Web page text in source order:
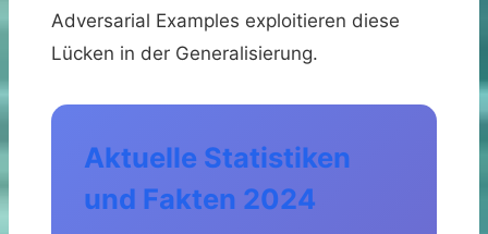
Adversarial Examples exploitieren diese
Lücken in der Generalisierung.
Aktuelle Statistiken
und Fakten 2024